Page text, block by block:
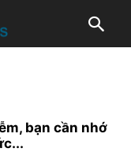
bạn cần nhớ